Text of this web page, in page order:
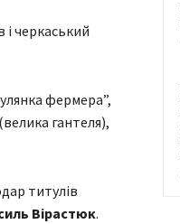
і черкаський
фермера”,
гантеля),
титулів
Вірастюк.